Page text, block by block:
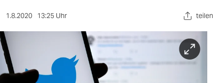
sport
berlin
1.8.2020 13:25 Uhr teilen